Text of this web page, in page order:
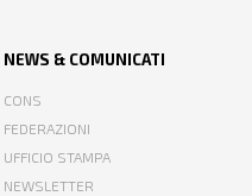
NEWS & COMUNICATI
CONS
FEDERAZIONI
UFFICIO STAMPA
NEWSLETTER